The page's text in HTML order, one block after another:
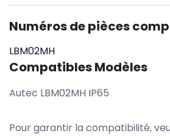
Numéros de pièces
LBM02MH
Compatibles Modèles
Autec LBM02MH IP65
Pour garantir la compatibilité,